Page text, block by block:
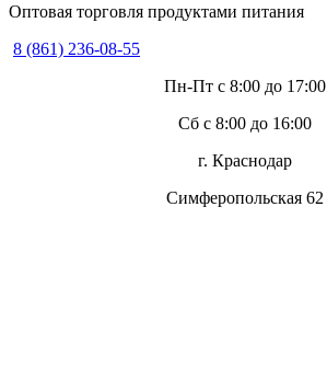
Оптовая торговля продуктами питания
8 (861) 236-08-55
Пн-Пт с 8:00 до 17:00
Сб с 8:00 до 16:00
г. Краснодар
Симферопольская 62